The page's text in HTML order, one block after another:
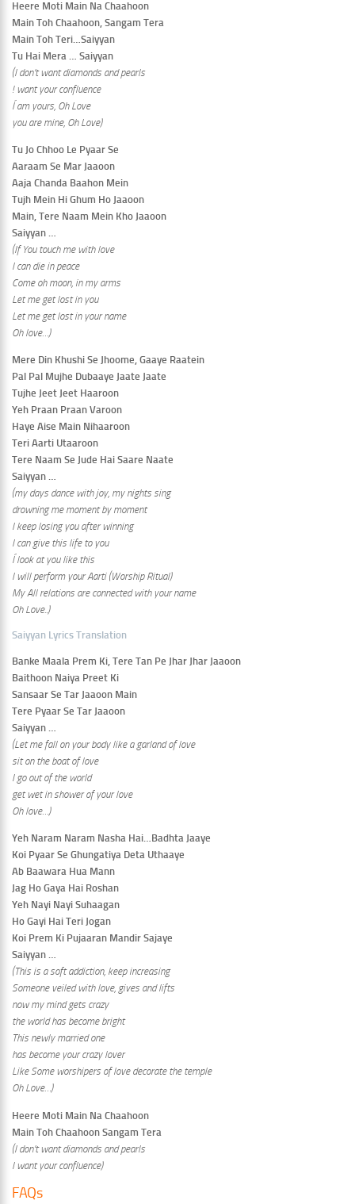
Heere Moti Main Na Chaahoon
Main Toh Chaahoon, Sangam Tera
Main Toh Teri…Saiyyan
Tu Hai Mera … Saiyyan
(I don’t want diamonds and pearls
! want your confluence
Í am yours, Oh Love
you are mine, Oh Love)
Tu Jo Chhoo Le Pyaar Se
Aaraam Se Mar Jaaoon
Aaja Chanda Baahon Mein
Tujh Mein Hi Ghum Ho Jaaoon
Main, Tere Naam Mein Kho Jaaoon
Saiyyan …
(If You touch me with love
I can die in peace
Come oh moon, in my arms
Let me get lost in you
Let me get lost in your name
Oh love…)
Mere Din Khushi Se Jhoome, Gaaye Raatein
Pal Pal Mujhe Dubaaye Jaate Jaate
Tujhe Jeet Jeet Haaroon
Yeh Praan Praan Varoon
Haye Aise Main Nihaaroon
Teri Aarti Utaaroon
Tere Naam Se Jude Hai Saare Naate
Saiyyan …
(my days dance with joy, my nights sing
drowning me moment by moment
I keep losing you after winning
I can give this life to you
Í look at you like this
I will perform your Aarti (Worship Ritual)
My All relations are connected with your name
Oh Love..)
Saiyyan Lyrics Translation
Banke Maala Prem Ki, Tere Tan Pe Jhar Jhar Jaaoon
Baithoon Naiya Preet Ki
Sansaar Se Tar Jaaoon Main
Tere Pyaar Se Tar Jaaoon
Saiyyan …
(Let me fall on your body like a garland of love
sit on the boat of love
I go out of the world
get wet in shower of your love
Oh love…)
Yeh Naram Naram Nasha Hai…Badhta Jaaye
Koi Pyaar Se Ghungatiya Deta Uthaaye
Ab Baawara Hua Mann
Jag Ho Gaya Hai Roshan
Yeh Nayi Nayi Suhaagan
Ho Gayi Hai Teri Jogan
Koi Prem Ki Pujaaran Mandir Sajaye
Saiyyan …
(This is a soft addiction, keep increasing
Someone veiled with love, gives and lifts
now my mind gets crazy
the world has become bright
This newly married one
has become your crazy lover
Like Some worshipers of love decorate the temple
Oh Love…)
Heere Moti Main Na Chaahoon
Main Toh Chaahoon Sangam Tera
(I don’t want diamonds and pearls
I want your confluence)
FAQs